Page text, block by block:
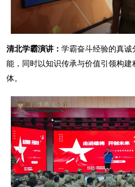
清北学霸演讲：学霸奋斗经验的真
能，同时以知识传承与价值引领构建
体。